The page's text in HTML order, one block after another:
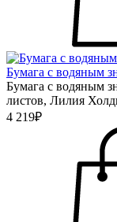
Бумага с водяным
Бумага с водяным
листов, Лилия
4 219₽